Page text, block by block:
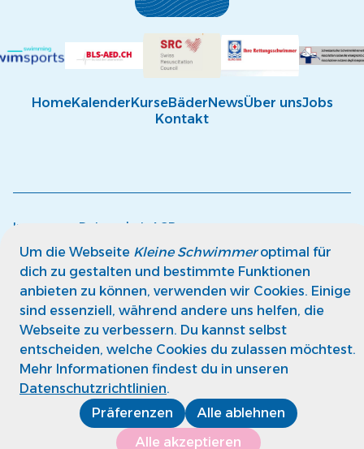
HomeKalenderKurseBäderNewsÜber unsJobs
Kontakt
Impressum Datenschutz AGB
Um die Webseite Kleine Schwimmeroptimal für
dich zu gestalten und bestimmte Funktionen
anbieten zu können, verwenden wir Cookies. Einige
sind essenziell, während andere uns helfen, die
Webseite zu verbessern. Du kannst selbst
entscheiden, welche Cookies du zulassen möchtest.
Mehr Informationen findest du in unseren
Datenschutzrichtlinien.
Präferenzen
Alle ablehnen
Alle akzeptieren